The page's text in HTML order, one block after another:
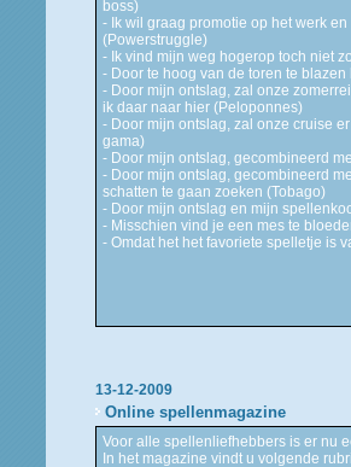
boss)
- Ik wil graag promotie op het werk
(Powerstruggle)
- Ik vind mijn weg hogerop toch niet
- Door te hoog van de toren te
- Door mijn ontslag, zal onze
ik daar naar hier (Peloponnes)
- Door mijn ontslag, zal onze cruise
gama)
- Door mijn ontslag, gecombineerd
- Door mijn ontslag, gecombineerd
schatten te gaan zoeken (Tobago)
- Door mijn ontslag en mijn
- Misschien vind je een mes te
- Omdat het het favoriete spelletje is
13-12-2009
Online spellenmagazine
Voor alle spellenliefhebbers is er nu
In het magazine vindt u volgende